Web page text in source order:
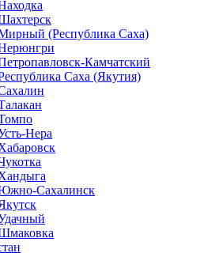
(Республика Саха)
Камчатский
Саха (Якутия)
Нера
Сахалинск